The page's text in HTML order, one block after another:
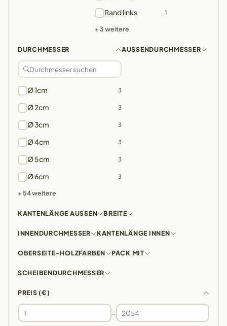
Rand links 1
+ 3 weitere
DURCHMESSER
Ø 1cm 3
Ø 2cm 3
Ø 3cm 3
Ø 4cm 3
Ø 5cm 3
Ø 6cm 3
+ 54 weitere
AUSSENDURCHMESSER
KANTENLÄNGE AUSSEN BREITE
INNENDURCHMESSER KANTENLÄNGE INNEN
OBERSEITE-HOLZFARBEN PACK MIT
SCHEIBENDURCHMESSER
PREIS (€)
–